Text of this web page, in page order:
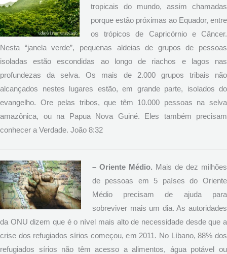
tropicais do mundo, assim chamadas
porque estão próximas ao Equador, entre
os trópicos de Capricórnio e Câncer.
Nesta “janela verde”, pequenas aldeias de grupos de pessoas
isoladas estão escondidas ao longo de riachos e lagos nas
profundezas da selva. Os mais de 2.000 grupos tribais não
alcançados nestes lugares estão, em grande parte, isolados do
evangelho. Ore pelas tribos, que têm 10.000 pessoas na selva
amazônica, ou na Papua Nova Guiné. Eles também precisam
conhecer a Verdade. João 8:32
– Oriente Médio. Mais de dez milhões
de pessoas em 5 países do Oriente
Médio precisam de ajuda para
sobreviver mais um dia. As autoridades
da ONU dizem que é o nível mais alto de necessidade desde que a
crise dos refugiados sírios começou, em 2011. No Líbano, 88% dos
refugiados sírios não têm acesso a alimentos, água potável ou